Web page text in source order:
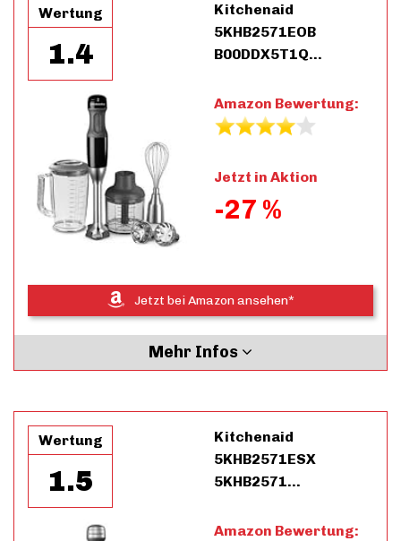
Wertung
1.4
Kitchenaid
5KHB2571EOB
B00DDX5T1Q…
Amazon Bewertung:
Jetzt in Aktion
-27 %
Jetzt bei Amazon ansehen*
Mehr Infos
Wertung
1.5
Kitchenaid
5KHB2571ESX
5KHB2571…
Amazon Bewertung: